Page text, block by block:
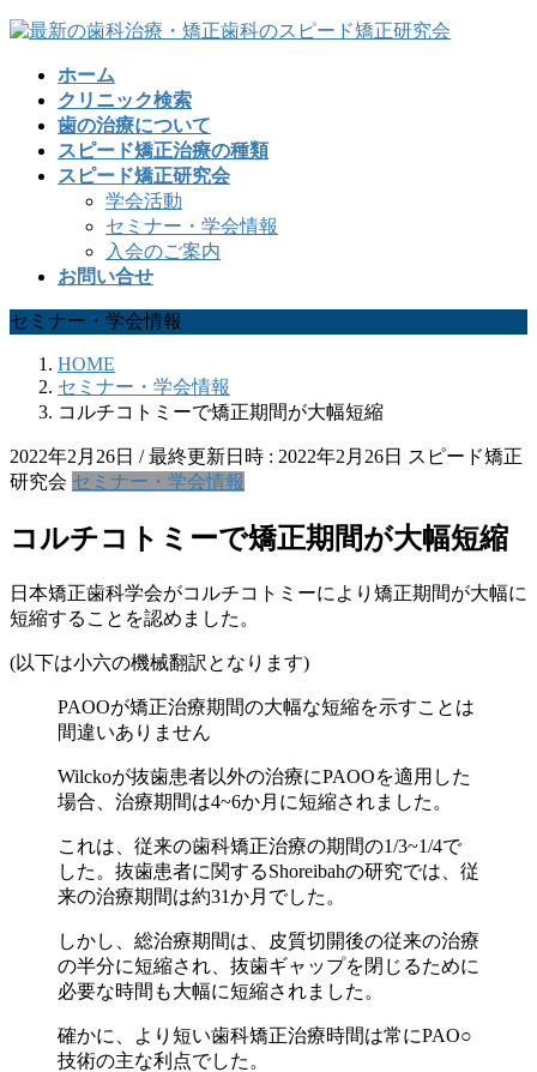
コ
ナ
ホーム
クリニック検索
歯の治療について
スピード矯正治療の種類
スピード矯正研究会
学会活動
セミナー・学会情報
入会のご案内
お問い合せ
セミナー・学会情報
HOME
セミナー・学会情報
コルチコトミーで矯正期間が大幅短縮
2022年2月26日 / 最終更新日時 : 2022年2月26日 スピード矯正
研究会 セミナー・学会情報
コルチコトミーで矯正期間が大幅短縮
日本矯正歯科学会がコルチコトミーにより矯正期間が大幅に
短縮することを認めました。
(以下は小六の機械翻訳となります)
PAOOが矯正治療期間の大幅な短縮を示すことは
間違いありません
Wilckoが抜歯患者以外の治療にPAOOを適用した
場合、治療期間は4~6か月に短縮されました。
これは、従来の歯科矯正治療の期間の1/3~1/4で
した。抜歯患者に関するShoreibahの研究では、従
来の治療期間は約31か月でした。
しかし、総治療期間は、皮質切開後の従来の治療
の半分に短縮され、抜歯ギャップを閉じるために
必要な時間も大幅に短縮されました。
確かに、より短い歯科矯正治療時間は常にPAO○
技術の主な利点でした。